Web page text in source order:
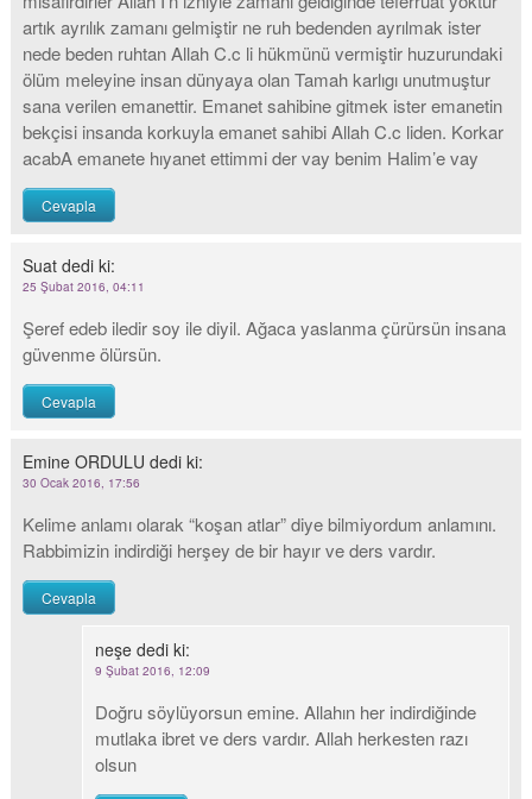
artık ayrılık zamanı gelmiştir ne ruh bedenden ayrılmak ister
nede beden ruhtan Allah C.c li hükmünü vermiştir huzurundaki
ölüm meleyine insan dünyaya olan Tamah karlıgı unutmuştur
sana verilen emanettir. Emanet sahibine gitmek ister emanetin
bekçisi insanda korkuyla emanet sahibi Allah C.c liden. Korkar
acabA emanete hıyanet ettimmi der vay benim Halim’e vay
Cevapla
Suat dedi ki:
25 Şubat 2016, 04:11
Şeref edeb iledir soy ile diyil. Ağaca yaslanma çürürsün insana
güvenme ölürsün.
Cevapla
Emine ORDULU dedi ki:
30 Ocak 2016, 17:56
Kelime anlamı olarak “koşan atlar” diye bilmiyordum anlamını.
Rabbimizin indirdiği herşey de bir hayır ve ders vardır.
Cevapla
neşe dedi ki:
9 Şubat 2016, 12:09
Doğru söylüyorsun emine. Allahın her indirdiğinde
mutlaka ibret ve ders vardır. Allah herkesten razı
olsun